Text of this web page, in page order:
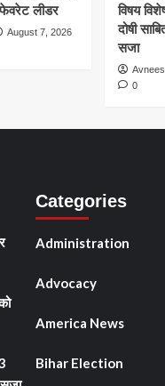
फेवरेट लीडर
August 7, 2026
विषय
दोषी
सजा
0
Categories
Administration
Advocacy
America News
Bihar Election